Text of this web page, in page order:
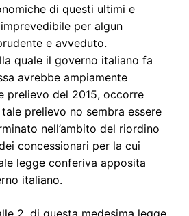
di questi ultimi e
per algun
e avveduto.
quale il governo italiano fa
avrebbe ampiamente
prelievo del 2015, occorre
prelievo no sembra essere
nell’ambito del riordino
concessionari per la cui
legge conferiva apposita
italiano.